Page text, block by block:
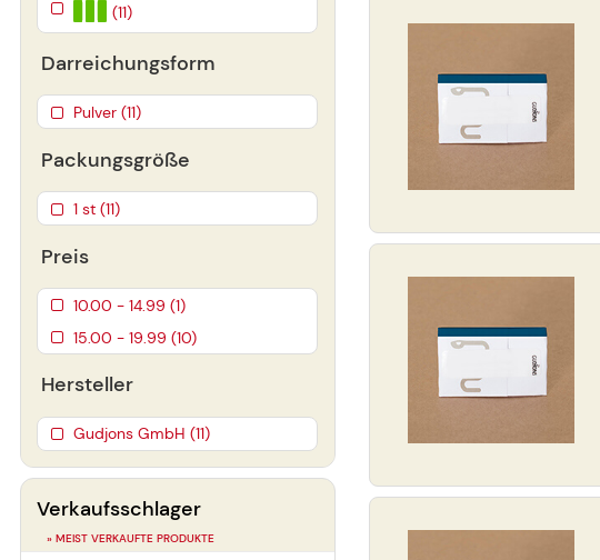
(11)
Darreichungsform
Pulver (11)
Packungsgröße
1 st (11)
Preis
10.00 - 14.99 (1)
15.00 - 19.99 (10)
Hersteller
Gudjons GmbH (11)
Verkaufsschlager
» MEIST VERKAUFTE PRODUKTE